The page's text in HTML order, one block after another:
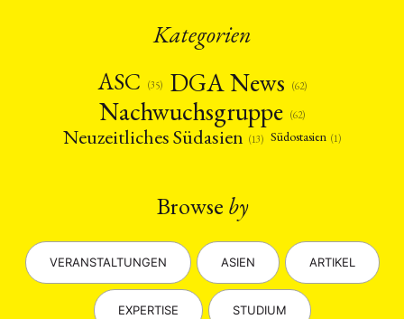
Kategorien
ASC
(35) DGA News (62)
Nachwuchsgruppe (62)
Neuzeitliches Südasien (13) Südostasien (1)
Browse by
VERANSTALTUNGEN ASIEN ARTIKEL
EXPERTISE STUDIUM